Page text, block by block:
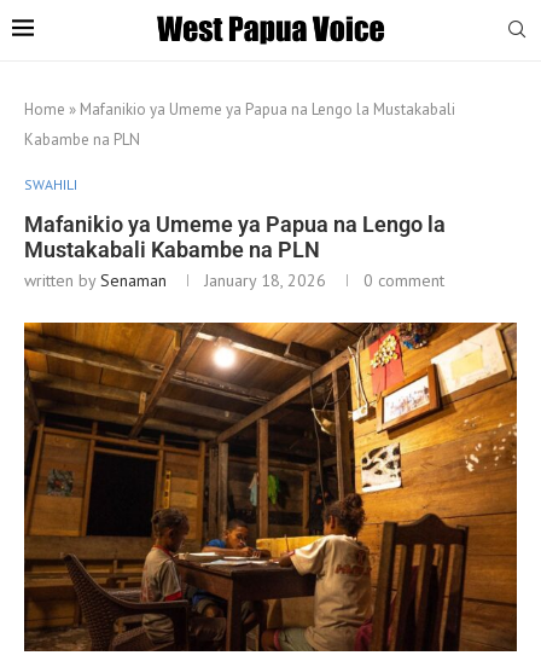
Home » Mafanikio ya Umeme ya Papua na Lengo la Mustakabali
Kabambe na PLN
SWAHILI
Mafanikio ya Umeme ya Papua na Lengo la
Mustakabali Kabambe na PLN
written bySenaman January 18, 2026 0 comment